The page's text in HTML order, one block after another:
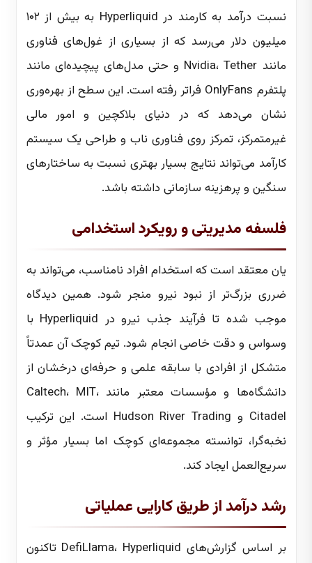
نسبت درآمد به کارمند در Hyperliquid به بیش از ۱۰۲
میلیون دلار می‌رسد که از بسیاری از غول‌های فناوری
مانند Nvidia، Tether و حتی مدل‌های پیچیده‌ای مانند
پلتفرم OnlyFans فراتر رفته است. این سطح از بهره‌وری
نشان می‌دهد که در دنیای بلاکچین و امور مالی
غیرمتمرکز، تمرکز روی فناوری ناب و طراحی یک سیستم
کارآمد می‌تواند نتایج بسیار بهتری نسبت به ساختارهای
سنگین و پرهزینه سازمانی داشته باشد.
فلسفه مدیریتی و رویکرد استخدامی
یان معتقد است که استخدام افراد نامناسب، می‌تواند به
ضرری بزرگ‌تر از نبود نیرو منجر شود. همین دیدگاه
موجب شده تا فرآیند جذب نیرو در Hyperliquid با
وسواس و دقت خاصی انجام شود. تیم کوچک آن عمدتاً
متشکل از افرادی با سابقه علمی و حرفه‌ای درخشان از
دانشگاه‌ها و مؤسسات معتبر مانند Caltech، MIT،
Citadel و Hudson River Trading است. این ترکیب
نخبه‌گرا، توانسته مجموعه‌ای کوچک اما بسیار مؤثر و
سریع‌العمل ایجاد کند.
رشد درآمد از طریق کارایی عملیاتی
بر اساس گزارش‌های DefiLlama، Hyperliquid تاکنون